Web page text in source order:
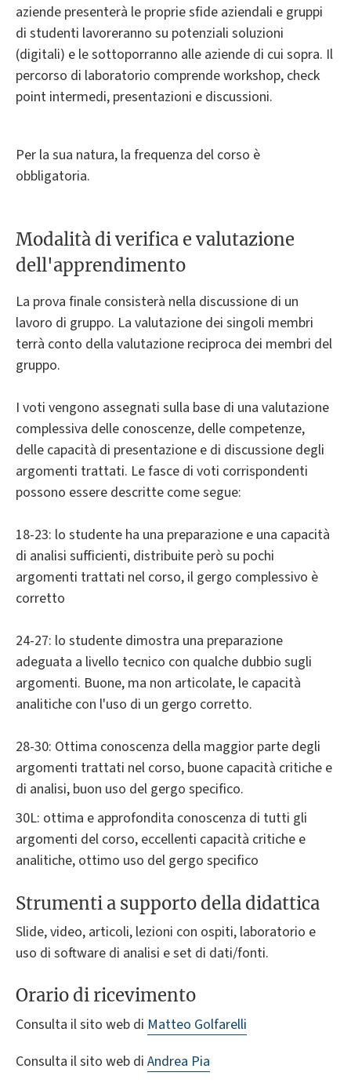
aziende presenterà le proprie sfide aziendali e gruppi
di studenti lavoreranno su potenziali soluzioni
(digitali) e le sottoporranno alle aziende di cui sopra. Il
percorso di laboratorio comprende workshop, check
point intermedi, presentazioni e discussioni.
Per la sua natura, la frequenza del corso è
obbligatoria.
Modalità di verifica e valutazione
dell'apprendimento
La prova finale consisterà nella discussione di un
lavoro di gruppo. La valutazione dei singoli membri
terrà conto della valutazione reciproca dei membri del
gruppo.
I voti vengono assegnati sulla base di una valutazione
complessiva delle conoscenze, delle competenze,
delle capacità di presentazione e di discussione degli
argomenti trattati. Le fasce di voti corrispondenti
possono essere descritte come segue:
18-23: lo studente ha una preparazione e una capacità
di analisi sufficienti, distribuite però su pochi
argomenti trattati nel corso, il gergo complessivo è
corretto
24-27: lo studente dimostra una preparazione
adeguata a livello tecnico con qualche dubbio sugli
argomenti. Buone, ma non articolate, le capacità
analitiche con l'uso di un gergo corretto.
28-30: Ottima conoscenza della maggior parte degli
argomenti trattati nel corso, buone capacità critiche e
di analisi, buon uso del gergo specifico.
30L: ottima e approfondita conoscenza di tutti gli
argomenti del corso, eccellenti capacità critiche e
analitiche, ottimo uso del gergo specifico
Strumenti a supporto della didattica
Slide, video, articoli, lezioni con ospiti, laboratorio e
uso di software di analisi e set di dati/fonti.
Orario di ricevimento
Consulta il sito web di Matteo Golfarelli
Consulta il sito web di Andrea Pia